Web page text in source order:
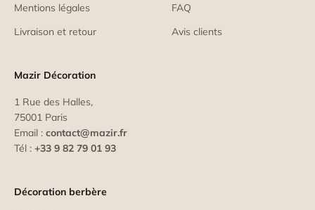
Mentions légales
Livraison et retour
FAQ
Avis clients
Mazir Décoration
1 Rue des Halles,
75001 Paris
Email : contact@mazir.fr
Tél : +33 9 82 79 01 93
Décoration berbère